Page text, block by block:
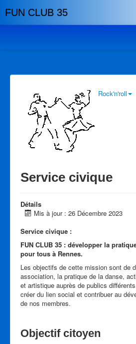
FUN CLUB 35
Planning
Tarifs
Réductions
Histoire
Statuts
Foire aux questions
Service civique
Partenaires
Rock'n'roll
Service civique
Détails
Mis à jour : 26 Décembre 2023
Service civique :
FUN CLUB 35 : développer la
pour tous à Rennes.
Les objectifs de cette mission sont de
association, la pratique de la danse,
et artistique auprès de publics
créer du lien social et contribuer au
de nos membres.
Objectif citoyen